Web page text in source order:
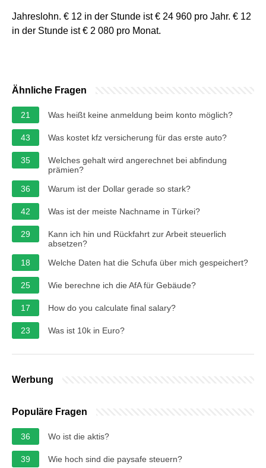
Jahreslohn. € 12 in der Stunde ist € 24 960 pro Jahr. € 12
in der Stunde ist € 2 080 pro Monat.
Ähnliche Fragen
21 Was heißt keine anmeldung beim konto möglich?
43 Was kostet kfz versicherung für das erste auto?
35
Welches gehalt wird angerechnet bei abfindung
prämien?
36
Warum ist der Dollar gerade so stark?
42 Was ist der meiste Nachname in Türkei?
29
Kann ich hin und Rückfahrt zur Arbeit steuerlich
absetzen?
18
Welche Daten hat die Schufa über mich gespeichert?
25 Wie berechne ich die AfA für Gebäude?
17 How do you calculate final salary?
23 Was ist 10k in Euro?
Werbung
Populäre Fragen
36 Wo ist die aktis?
39 Wie hoch sind die paysafe steuern?